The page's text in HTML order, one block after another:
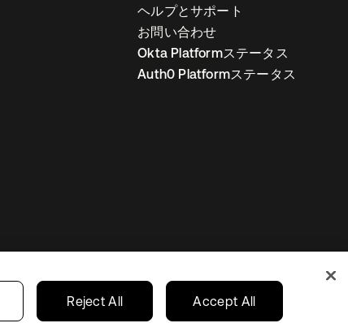
ヘルプとサポート
お問い合わせ
Okta Platformステータス
Auth0 Platformステータス
あなたのプライバシーの選択 Japan
Reject All Accept All